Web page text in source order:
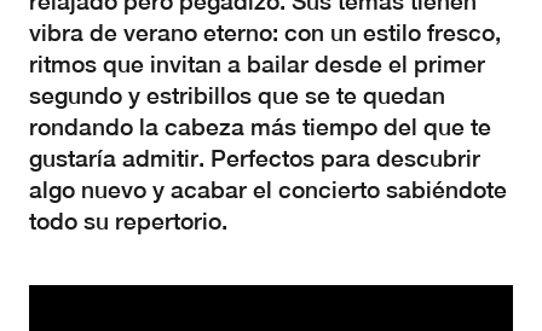
vibra de verano eterno: con un estilo fresco,
ritmos que invitan a bailar desde el primer
segundo y estribillos que se te quedan
rondando la cabeza más tiempo del que te
gustaría admitir. Perfectos para descubrir
algo nuevo y acabar el concierto sabiéndote
todo su repertorio.